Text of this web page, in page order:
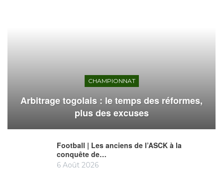
CHAMPIONNAT
Arbitrage togolais : le temps des réformes,
plus des excuses
Football | Les anciens de l’ASCK à la
conquête de…
6 Août 2026